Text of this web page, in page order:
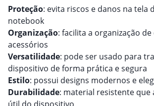
Proteção: evita riscos e danos na tela
notebook
Organização: facilita a organização
acessórios
Versatilidade: pode ser usado para
dispositivo de forma prática e segura
Estilo: possui designs modernos e
Durabilidade: material resistente que